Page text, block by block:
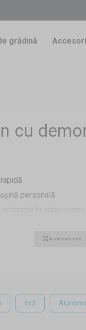
grădină
cu
personală
pavilioane pentru
Arată mai mult
6x3